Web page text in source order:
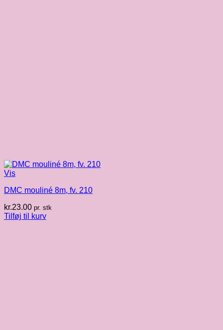
Vis
DMC mouliné 8m, fv. 210
kr.23.00 pr. stk
Tilføj til kurv